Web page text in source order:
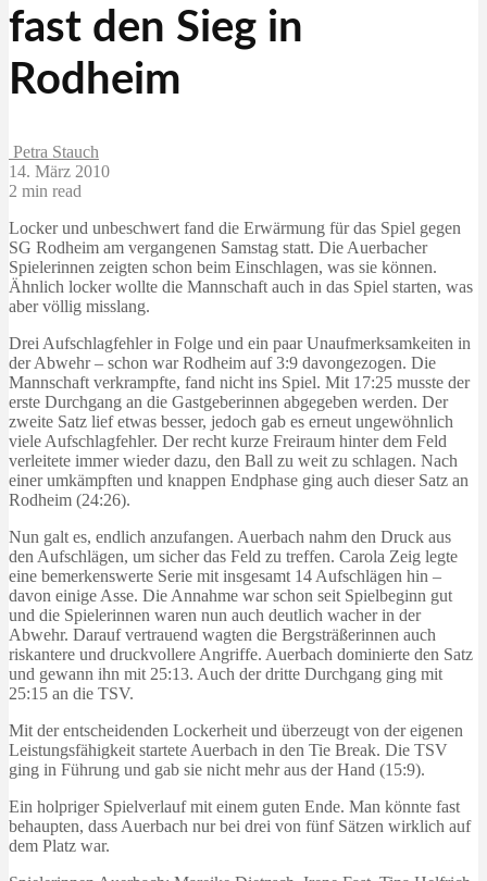
fast den Sieg in
Rodheim
Petra Stauch
14. März 2010
2 min read
Locker und unbeschwert fand die Erwärmung für das Spiel gegen
SG Rodheim am vergangenen Samstag statt. Die Auerbacher
Spielerinnen zeigten schon beim Einschlagen, was sie können.
Ähnlich locker wollte die Mannschaft auch in das Spiel starten, was
aber völlig misslang.
Drei Aufschlagfehler in Folge und ein paar Unaufmerksamkeiten in
der Abwehr – schon war Rodheim auf 3:9 davongezogen. Die
Mannschaft verkrampfte, fand nicht ins Spiel. Mit 17:25 musste der
erste Durchgang an die Gastgeberinnen abgegeben werden. Der
zweite Satz lief etwas besser, jedoch gab es erneut ungewöhnlich
viele Aufschlagfehler. Der recht kurze Freiraum hinter dem Feld
verleitete immer wieder dazu, den Ball zu weit zu schlagen. Nach
einer umkämpften und knappen Endphase ging auch dieser Satz an
Rodheim (24:26).
Nun galt es, endlich anzufangen. Auerbach nahm den Druck aus
den Aufschlägen, um sicher das Feld zu treffen. Carola Zeig legte
eine bemerkenswerte Serie mit insgesamt 14 Aufschlägen hin –
davon einige Asse. Die Annahme war schon seit Spielbeginn gut
und die Spielerinnen waren nun auch deutlich wacher in der
Abwehr. Darauf vertrauend wagten die Bergsträßerinnen auch
riskantere und druckvollere Angriffe. Auerbach dominierte den Satz
und gewann ihn mit 25:13. Auch der dritte Durchgang ging mit
25:15 an die TSV.
Mit der entscheidenden Lockerheit und überzeugt von der eigenen
Leistungsfähigkeit startete Auerbach in den Tie Break. Die TSV
ging in Führung und gab sie nicht mehr aus der Hand (15:9).
Ein holpriger Spielverlauf mit einem guten Ende. Man könnte fast
behaupten, dass Auerbach nur bei drei von fünf Sätzen wirklich auf
dem Platz war.